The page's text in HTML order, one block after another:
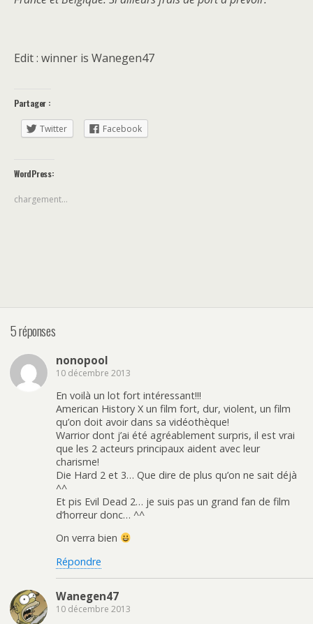
Edit : winner is Wanegen47
Partager :
Twitter Facebook
WordPress:
chargement…
5 réponses
nonopool
10 décembre 2013
En voilà un lot fort intéressant!!!
American History X un film fort, dur, violent, un film
qu’on doit avoir dans sa vidéothèque!
Warrior dont j’ai été agréablement surpris, il est vrai
que les 2 acteurs principaux aident avec leur
charisme!
Die Hard 2 et 3… Que dire de plus qu’on ne sait déjà
^^
Et pis Evil Dead 2… je suis pas un grand fan de film
d’horreur donc… ^^
On verra bien
Répondre
Wanegen47
10 décembre 2013